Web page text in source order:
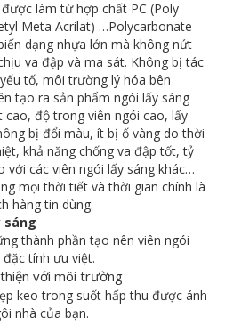
làm từ hợp chất PC (Poly
Meta Acrilat) …Polycarbonate
dạng nhựa lớn mà không nứt
va đập và ma sát. Không bị tác
tố, môi trường lý hóa bên
tạo ra sản phẩm ngói lấy sáng
độ trong viên ngói cao, lấy
bị đổi màu, ít bị ố vàng do thời
khả năng chống va đập tốt, tỷ
với các viên ngói lấy sáng khác…
mọi thời tiết và thời gian chính là
hàng tin dùng.
sáng
thành phần tạo nên viên ngói
tính ưu việt.
với môi trường
keo trong suốt hấp thu được ánh
nhà của bạn.